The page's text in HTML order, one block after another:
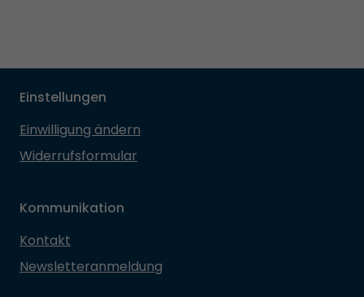
Einstellungen
Einwilligung ändern
Widerrufsformular
Kommunikation
Kontakt
Newsletteranmeldung